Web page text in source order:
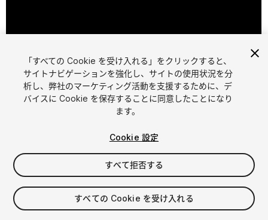
1 /2
$12.99
消費税は決済時に計算されます
「すべての Cookie を受け入れる」をクリックすると、
サイトナビゲーションを強化し、サイトの使用状況を分
析し、弊社のマーケティング活動を支援するために、デ
バイスに Cookie を保存することに同意したことになり
ます。
Cookie 設定
すべて拒否する
すべての Cookie を受け入れる